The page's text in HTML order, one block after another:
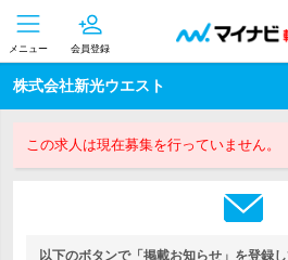
メニュー 会員登録
株式会社新光ウエスト
この求人は現在募集を行っていません。
以下のボタンで「掲載お知らせ」を登録